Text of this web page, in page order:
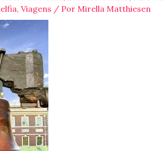
, Viagens / Por Mirella Matthiesen